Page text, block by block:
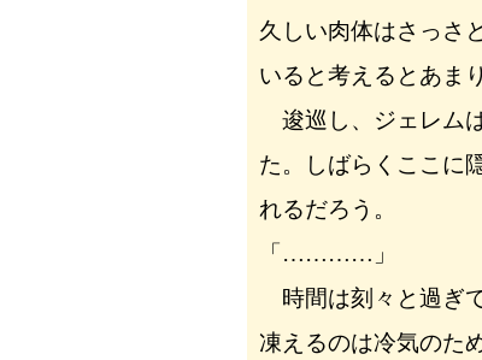
久しい肉体はさっさ
いると考えるとあま
逡巡し、ジェレム
た。しばらくここに
れるだろう。
「…………」
時間は刻々と過ぎ
凍えるのは冷気のた